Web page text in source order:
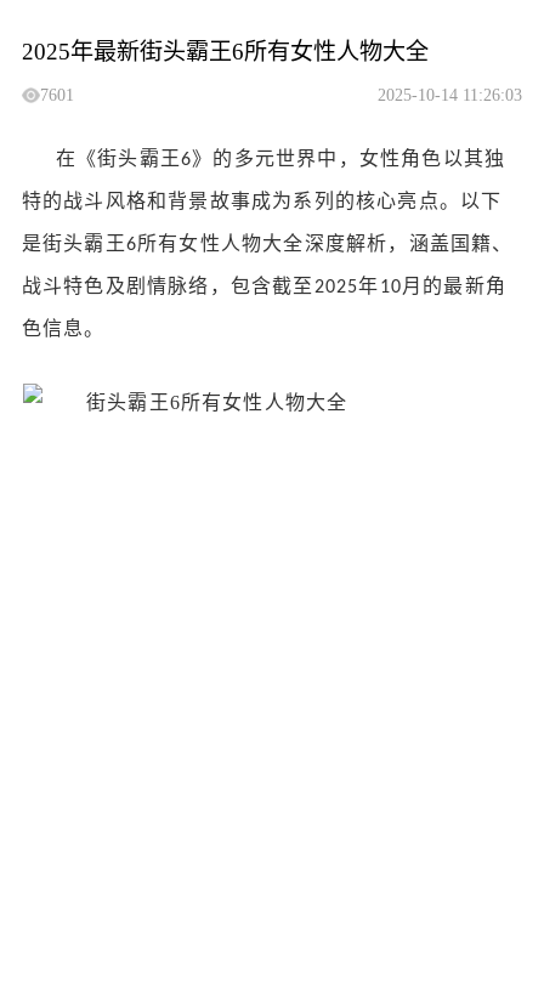
2025年最新街头霸王6所有女性人物大全
7601 2025-10-14 11:26:03
在《街头霸王6》的多元世界中，女性角色以其独
特的战斗风格和背景故事成为系列的核心亮点。以下
是街头霸王6所有女性人物大全深度解析，涵盖国籍、
战斗特色及剧情脉络，包含截至2025年10月的最新角
色信息。